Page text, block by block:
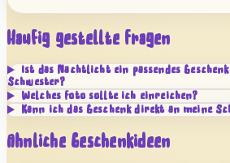
Häufig gestellte Fragen
Ist das Nachtlicht ein passendes
Schwester?
Welches Foto sollte ich einreichen?
Kann ich das Geschenk direkt an meine
Ähnliche Geschenkideen